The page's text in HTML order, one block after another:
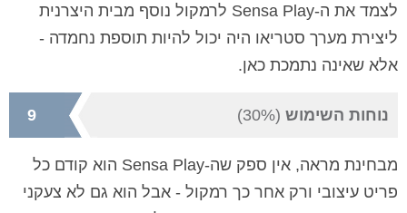
לצמד את ה-Sensa Play לרמקול נוסף מבית היצרנית
ליצירת מערך סטריאו היה יכול להיות תוספת נחמדה -
אלא שאינה נתמכת כאן.
נוחות השימוש (30%)
9
מבחינת מראה, אין ספק שה-Sensa Play הוא קודם כל
פריט עיצובי ורק אחר כך רמקול - אבל הוא גם לא צעקני